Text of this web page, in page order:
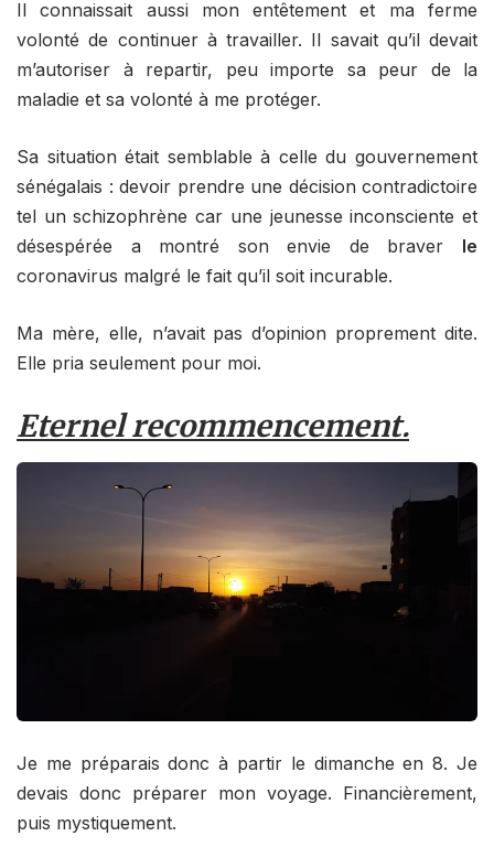
Il connaissait aussi mon entêtement et ma ferme
volonté de continuer à travailler. Il savait qu’il devait
m’autoriser à repartir, peu importe sa peur de la
maladie et sa volonté à me protéger.
Sa situation était semblable à celle du gouvernement
sénégalais : devoir prendre une décision contradictoire
tel un schizophrène car une jeunesse inconsciente et
désespérée a montré son envie de braver le
coronavirus malgré le fait qu’il soit incurable.
Ma mère, elle, n’avait pas d’opinion proprement dite.
Elle pria seulement pour moi.
Eternel recommencement.
Je me préparais donc à partir le dimanche en 8. Je
devais donc préparer mon voyage. Financièrement,
puis mystiquement.